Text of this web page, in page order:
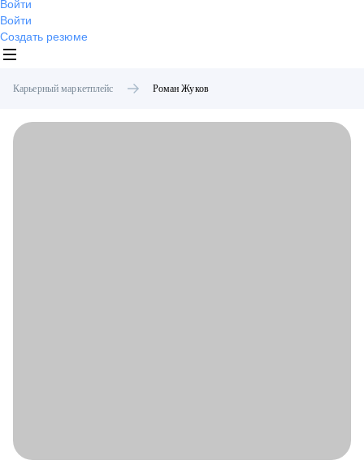
Войти
Войти
Создать резюме
Карьерный маркетплейс Роман Жуков